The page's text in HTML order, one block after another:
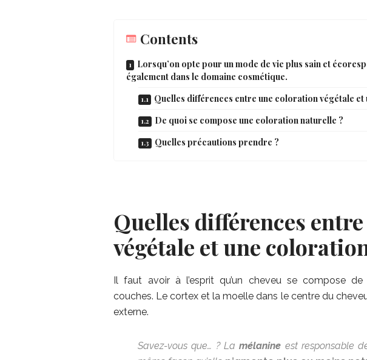
Contents
Lorsqu’on opte pour un mode de vie plus sain et
également dans le domaine cosmétique.
Quelles différences entre une coloration végétale
De quoi se compose une coloration naturelle ?
Quelles précautions prendre ?
Quelles différences
végétale et une
Il faut avoir à l’esprit qu’un cheveu se compose
couches. Le cortex et la moelle dans le centre du
externe.
Savez-vous que… ? Lamélanine est responsable